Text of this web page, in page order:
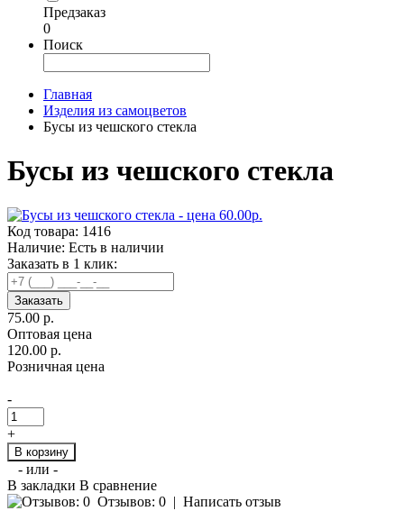
Предзаказ
0
Поиск
Главная
Изделия из самоцветов
Бусы из чешского стекла
Бусы из чешского стекла
Код товара: 1416
Наличие: Есть в наличии
Заказать в 1 клик:
Заказать
75.00 р.
Оптовая цена
120.00 р.
Розничная цена
-
+
В корзину
- или -
В закладки В сравнение
Отзывов: 0 | Написать отзыв